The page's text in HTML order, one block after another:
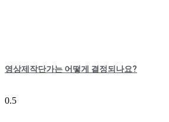
영상제작단가는 어떻게 결정되나요?